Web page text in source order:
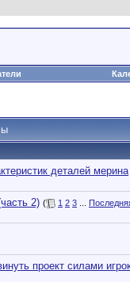
деталей мерина
2) ( 1 2 3
проект силами